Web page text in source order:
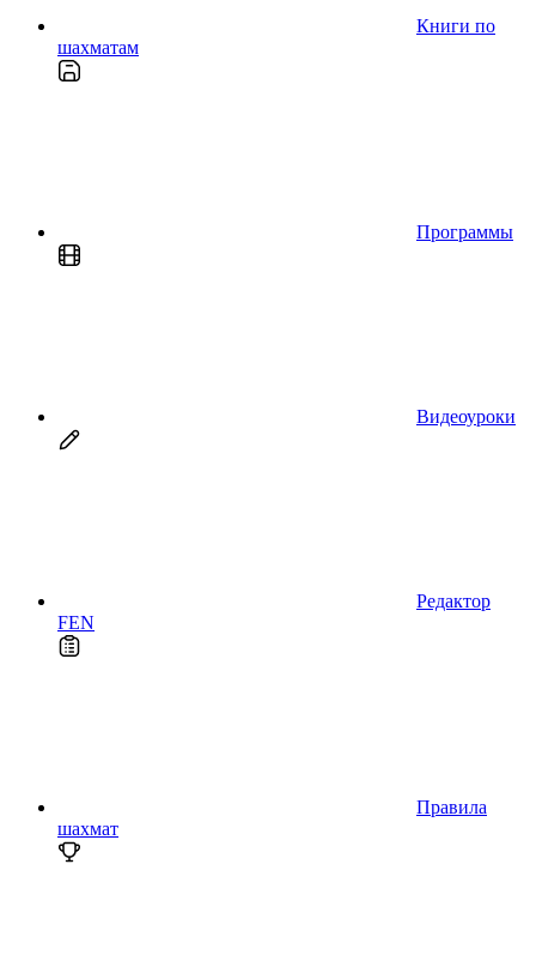
Книги по
шахматам
Программы
Видеоуроки
Редактор
FEN
Правила
шахмат